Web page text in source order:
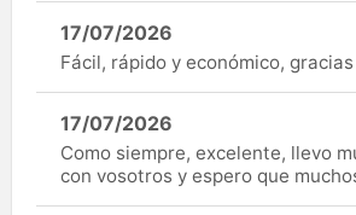
17/07/2026
Fácil, rápido y económico,
17/07/2026
Como siempre, excelente, llevo
con vosotros y espero que